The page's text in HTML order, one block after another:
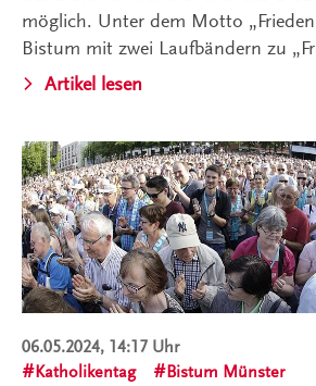
möglich. Unter dem Motto
Bistum mit zwei Laufbändern zu
Artikel lesen
06.05.2024, 14:17 Uhr
Katholikentag
Bistum Münster